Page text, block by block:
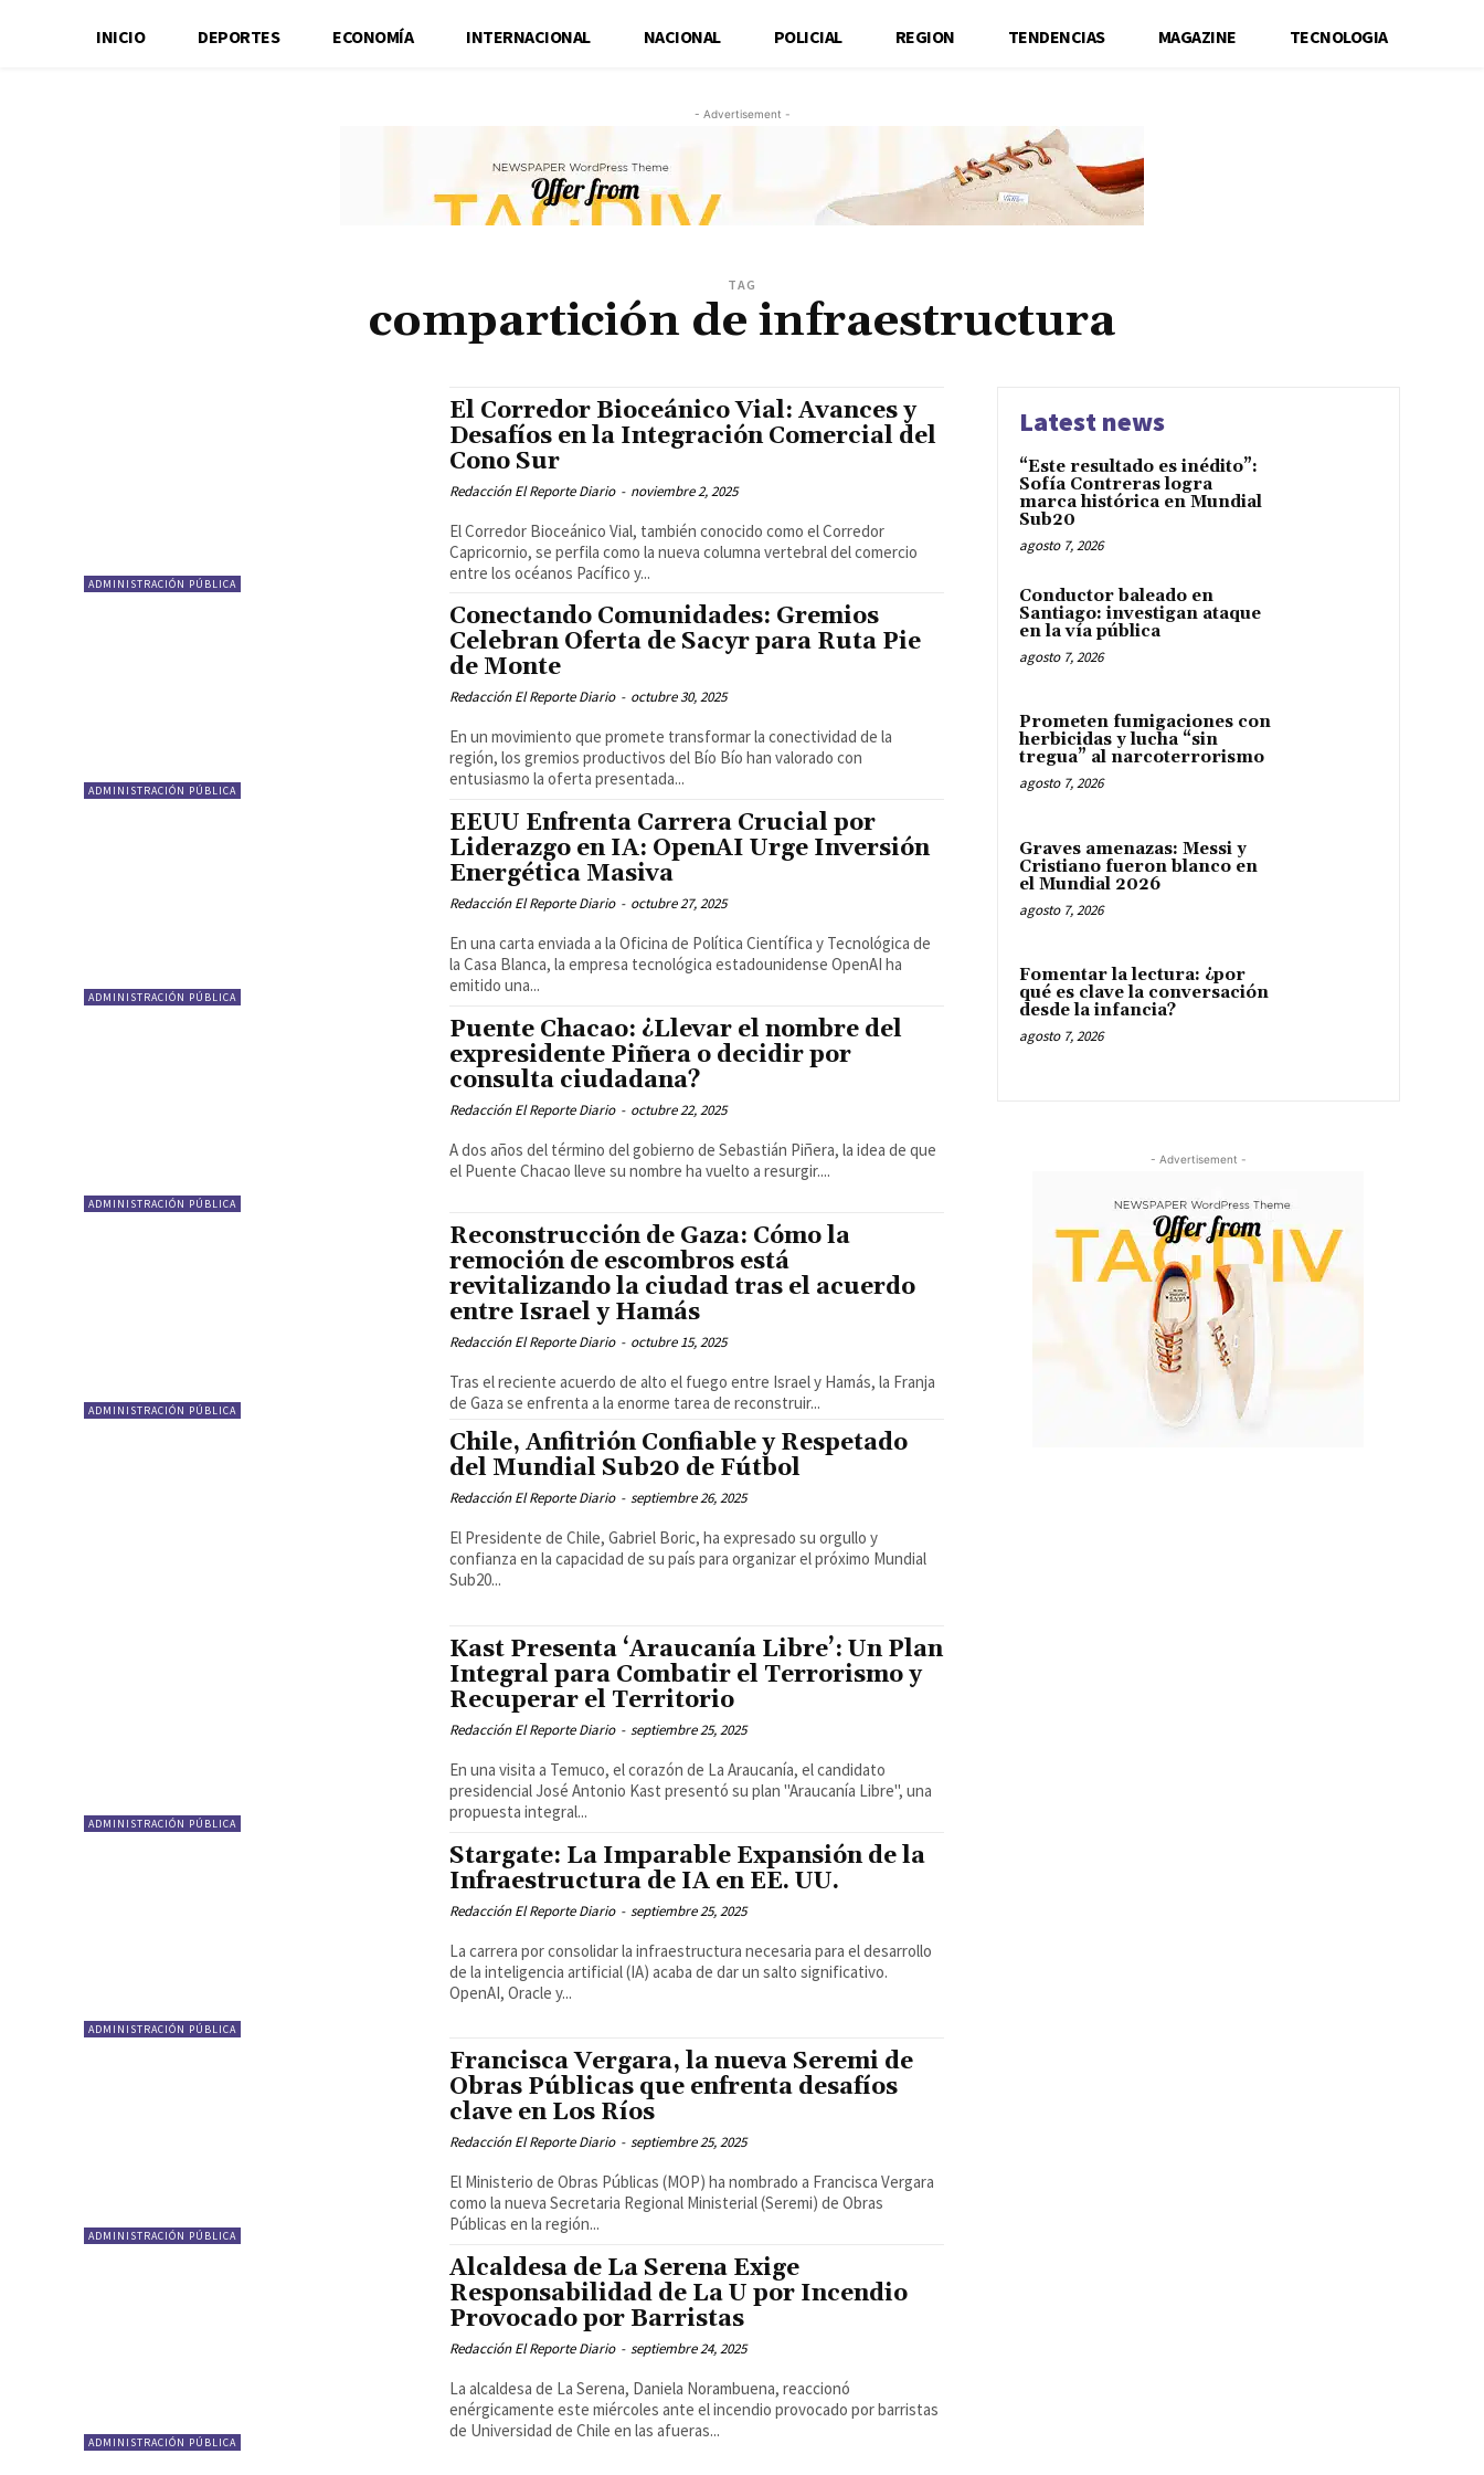
INICIO DEPORTES ECONOMÍA INTERNACIONAL NACIONAL POLICIAL REGION TENDENCIAS MAGAZINE TECNOLOGIA
- Advertisement -
TAG
compartición de infraestructura
ADMINISTRACIÓN PÚBLICA
El Corredor Bioceánico Vial: Avances y
Desafíos en la Integración Comercial del
Cono Sur
Redacción El Reporte Diario - noviembre 2, 2025
El Corredor Bioceánico Vial, también conocido como el Corredor
Capricornio, se perfila como la nueva columna vertebral del comercio
entre los océanos Pacífico y...
ADMINISTRACIÓN PÚBLICA
Conectando Comunidades: Gremios
Celebran Oferta de Sacyr para Ruta Pie
de Monte
Redacción El Reporte Diario - octubre 30, 2025
En un movimiento que promete transformar la conectividad de la
región, los gremios productivos del Bío Bío han valorado con
entusiasmo la oferta presentada...
ADMINISTRACIÓN PÚBLICA
EEUU Enfrenta Carrera Crucial por
Liderazgo en IA: OpenAI Urge Inversión
Energética Masiva
Redacción El Reporte Diario - octubre 27, 2025
En una carta enviada a la Oficina de Política Científica y Tecnológica de
la Casa Blanca, la empresa tecnológica estadounidense OpenAI ha
emitido una...
ADMINISTRACIÓN PÚBLICA
Puente Chacao: ¿Llevar el nombre del
expresidente Piñera o decidir por
consulta ciudadana?
Redacción El Reporte Diario - octubre 22, 2025
A dos años del término del gobierno de Sebastián Piñera, la idea de que
el Puente Chacao lleve su nombre ha vuelto a resurgir....
ADMINISTRACIÓN PÚBLICA
Reconstrucción de Gaza: Cómo la
remoción de escombros está
revitalizando la ciudad tras el acuerdo
entre Israel y Hamás
Redacción El Reporte Diario - octubre 15, 2025
Tras el reciente acuerdo de alto el fuego entre Israel y Hamás, la Franja
de Gaza se enfrenta a la enorme tarea de reconstruir...
Chile, Anfitrión Confiable y Respetado
del Mundial Sub20 de Fútbol
Redacción El Reporte Diario - septiembre 26, 2025
El Presidente de Chile, Gabriel Boric, ha expresado su orgullo y
confianza en la capacidad de su país para organizar el próximo Mundial
Sub20...
ADMINISTRACIÓN PÚBLICA
Kast Presenta ‘Araucanía Libre’: Un Plan
Integral para Combatir el Terrorismo y
Recuperar el Territorio
Redacción El Reporte Diario - septiembre 25, 2025
En una visita a Temuco, el corazón de La Araucanía, el candidato
presidencial José Antonio Kast presentó su plan "Araucanía Libre", una
propuesta integral...
ADMINISTRACIÓN PÚBLICA
Stargate: La Imparable Expansión de la
Infraestructura de IA en EE. UU.
Redacción El Reporte Diario - septiembre 25, 2025
La carrera por consolidar la infraestructura necesaria para el desarrollo
de la inteligencia artificial (IA) acaba de dar un salto significativo.
OpenAI, Oracle y...
ADMINISTRACIÓN PÚBLICA
Francisca Vergara, la nueva Seremi de
Obras Públicas que enfrenta desafíos
clave en Los Ríos
Redacción El Reporte Diario - septiembre 25, 2025
El Ministerio de Obras Públicas (MOP) ha nombrado a Francisca Vergara
como la nueva Secretaria Regional Ministerial (Seremi) de Obras
Públicas en la región...
ADMINISTRACIÓN PÚBLICA
Alcaldesa de La Serena Exige
Responsabilidad de La U por Incendio
Provocado por Barristas
Redacción El Reporte Diario - septiembre 24, 2025
La alcaldesa de La Serena, Daniela Norambuena, reaccionó
enérgicamente este miércoles ante el incendio provocado por barristas
de Universidad de Chile en las afueras...
Latest news
“Este resultado es inédito”:
Sofía Contreras logra
marca histórica en Mundial
Sub20
agosto 7, 2026
Conductor baleado en
Santiago: investigan ataque
en la vía pública
agosto 7, 2026
Prometen fumigaciones con
herbicidas y lucha “sin
tregua” al narcoterrorismo
agosto 7, 2026
Graves amenazas: Messi y
Cristiano fueron blanco en
el Mundial 2026
agosto 7, 2026
Fomentar la lectura: ¿por
qué es clave la conversación
desde la infancia?
agosto 7, 2026
- Advertisement -